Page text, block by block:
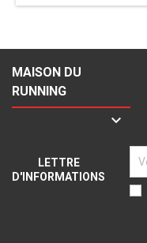
varier vos plaisirs !
MAISON DU
RUNNING

LETTRE
D'INFORMATIONS